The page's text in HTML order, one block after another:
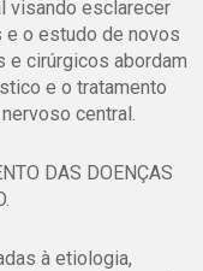
visando esclarecer
o estudo de novos
e cirúrgicos abordam
e o tratamento
central.
DAS DOENÇAS
à etiologia,